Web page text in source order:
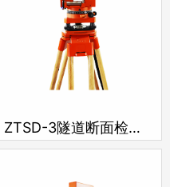
ZTSD-3隧道断面检测仪